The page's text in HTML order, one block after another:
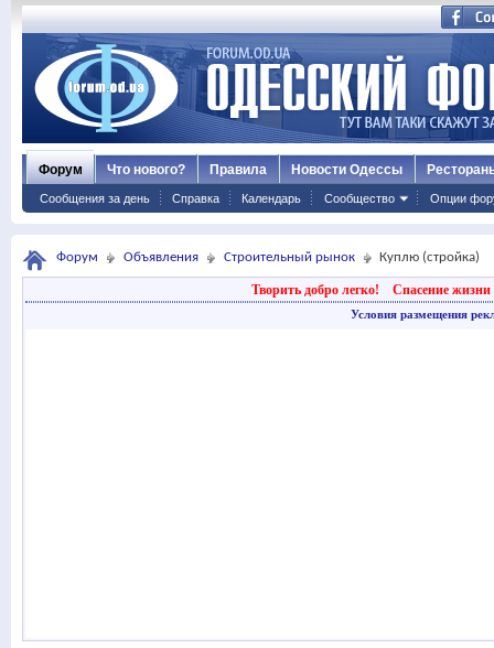
Форум
Сообщения за день Справка Календарь Сообщество Опции
Что нового? Правила Новости Одессы
Форум Объявления Строительный рынок Куплю (стройка)
Творить добро легко! Спасение жизни
Условия размещения